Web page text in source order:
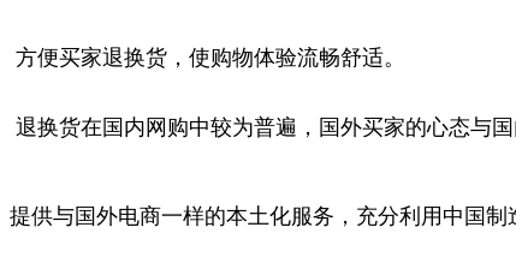
方便买家退换货，使购物体验流畅舒适。
退换货在国内网购中较为普遍，国外买家的心态与
提供与国外电商一样的本土化服务，充分利用中国